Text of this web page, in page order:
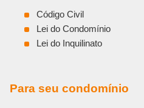
Código Civil
Lei do Condomínio
Lei do Inquilinato
Para seu condomínio